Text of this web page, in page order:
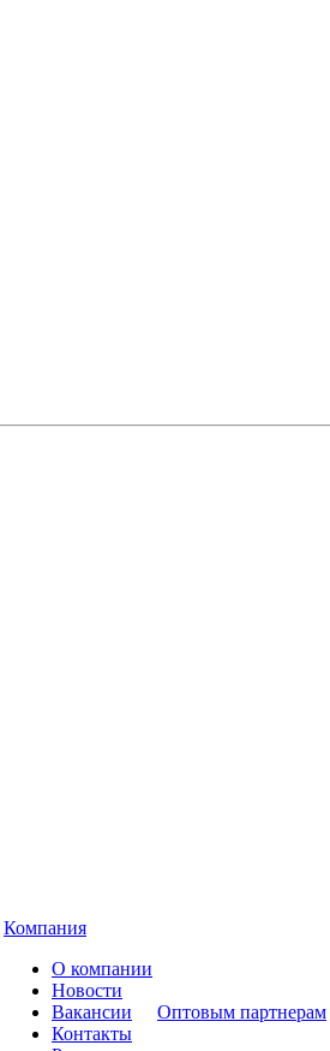
Компания
О компании
Новости
Вакансии
Контакты
Оптовым партнерам